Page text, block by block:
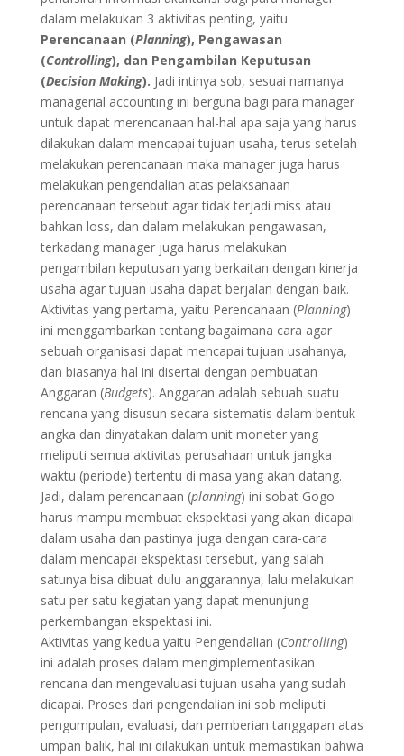
dalam melakukan 3 aktivitas penting, yaitu
Perencanaan (Planning), Pengawasan
(Controlling), dan Pengambilan Keputusan
(Decision Making). Jadi intinya sob, sesuai namanya
managerial accounting ini berguna bagi para manager
untuk dapat merencanaan hal-hal apa saja yang harus
dilakukan dalam mencapai tujuan usaha, terus setelah
melakukan perencanaan maka manager juga harus
melakukan pengendalian atas pelaksanaan
perencanaan tersebut agar tidak terjadi miss atau
bahkan loss, dan dalam melakukan pengawasan,
terkadang manager juga harus melakukan
pengambilan keputusan yang berkaitan dengan kinerja
usaha agar tujuan usaha dapat berjalan dengan baik.
Aktivitas yang pertama, yaitu Perencanaan (Planning)
ini menggambarkan tentang bagaimana cara agar
sebuah organisasi dapat mencapai tujuan usahanya,
dan biasanya hal ini disertai dengan pembuatan
Anggaran (Budgets). Anggaran adalah sebuah suatu
rencana yang disusun secara sistematis dalam bentuk
angka dan dinyatakan dalam unit moneter yang
meliputi semua aktivitas perusahaan untuk jangka
waktu (periode) tertentu di masa yang akan datang.
Jadi, dalam perencanaan (planning) ini sobat Gogo
harus mampu membuat ekspektasi yang akan dicapai
dalam usaha dan pastinya juga dengan cara-cara
dalam mencapai ekspektasi tersebut, yang salah
satunya bisa dibuat dulu anggarannya, lalu melakukan
satu per satu kegiatan yang dapat menunjung
perkembangan ekspektasi ini.
Aktivitas yang kedua yaitu Pengendalian (Controlling)
ini adalah proses dalam mengimplementasikan
rencana dan mengevaluasi tujuan usaha yang sudah
dicapai. Proses dari pengendalian ini sob meliputi
pengumpulan, evaluasi, dan pemberian tanggapan atas
umpan balik, hal ini dilakukan untuk memastikan bahwa